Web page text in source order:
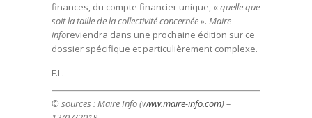
finances, du compte financier unique, « quelle que
soit la taille de la collectivité concernée». Maire
inforeviendra dans une prochaine édition sur ce
dossier spécifique et particulièrement complexe.
F.L.
© sources : Maire Info (www.maire-info.com) –